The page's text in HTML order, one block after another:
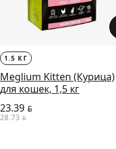
1.5 КГ
Meglium Kitten (Курица)
для кошек, 1,5 кг
23.39 BYN
28.73 BYN